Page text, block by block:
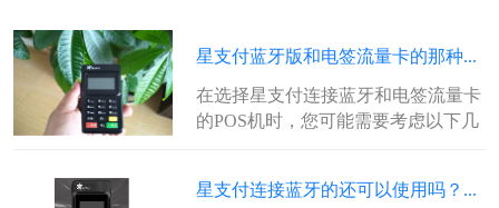
星支付蓝牙版和电签流量卡的那种...
在选择星支付连接蓝牙和电签流量卡
的POS机时，您可能需要考虑以下几
星支付连接蓝牙的还可以使用吗？...